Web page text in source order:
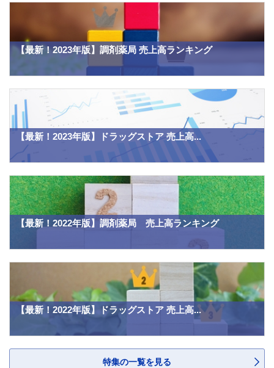
【最新！2023年版】調剤薬局 売上高ランキング
【最新！2023年版】ドラッグストア 売上高...
【最新！2022年版】調剤薬局 売上高ランキング
【最新！2022年版】ドラッグストア 売上高...
特集の一覧を見る